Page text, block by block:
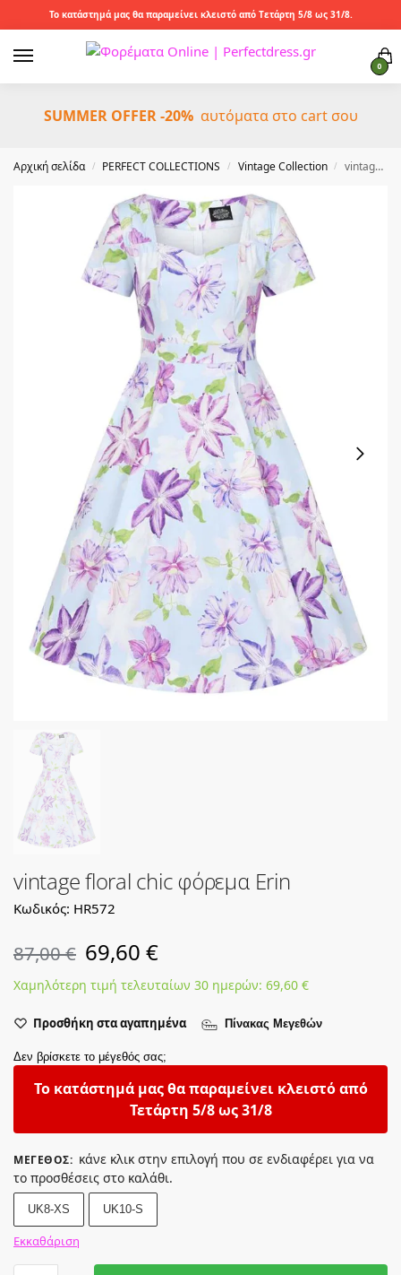
Το κατάστημά μας θα παραμείνει κλειστό από Τετάρτη 5/8 ως 31/8.
0
SUMMER OFFER -20%αυτόματα στο cart σου
Αρχική σελίδα / PERFECT COLLECTIONS / Vintage Collection / vintage floral chic φόρεμα Erin
vintage floral chic φόρεμα Erin
Κωδικός: HR572
87,00€ 69,60 €
Χαμηλότερη τιμή τελευταίων 30 ημερών: 69,60 €
Προσθήκη στα αγαπημένα Πίνακας Μεγεθών
Δεν βρίσκετε το μέγεθός σας;
Το κατάστημά μας θα παραμείνει κλειστό από
Τετάρτη 5/8 ως 31/8
ΜΈΓΕΘΟΣ: κάνε κλικ στην επιλογή που σε ενδιαφέρει για να
το προσθέσεις στο καλάθι.
UK8-XS UK10-S
Εκκαθάριση